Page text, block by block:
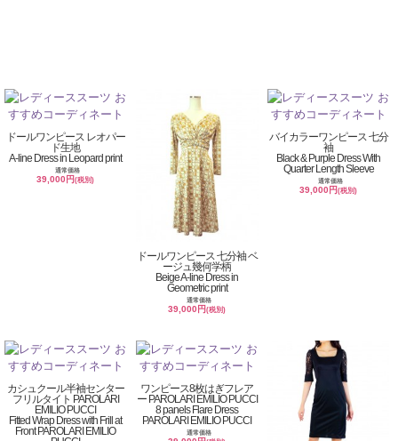
ドールワンピース レオパー
ド生地
A-line Dress in Leopard print
通常価格
39,000円(税別)
ドールワンピース 七分袖 ベ
ージュ幾何学柄
Beige A-line Dress in
Geometric print
通常価格
39,000円(税別)
バイカラーワンピース 七分
袖
Black & Purple Dress With
Quarter Length Sleeve
通常価格
39,000円(税別)
カシュクール半袖センター
フリルタイト PAROLARI
EMILIO PUCCI
Fitted Wrap Dress with Frill at
Front PAROLARI EMILIO
ワンピース8枚はぎフレア
ー PAROLARI EMILIO PUCCI
8 panels Flare Dress
PAROLARI EMILIO PUCCI
通常価格